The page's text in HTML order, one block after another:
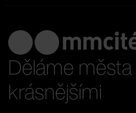
Děláme města
krásnějšími